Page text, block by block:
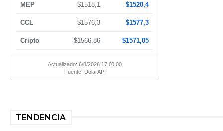
MEP $1518,1 $1520,4
CCL $1576,3 $1577,3
Cripto $1566,86 $1571,05
Actualizado: 6/8/2026 17:00:00
Fuente: DolarAPI
TENDENCIA